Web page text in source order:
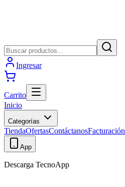
Ingresar
Carrito
Inicio
Categorías
TiendaOfertasContáctanosFacturación
App
Descarga TecnoApp